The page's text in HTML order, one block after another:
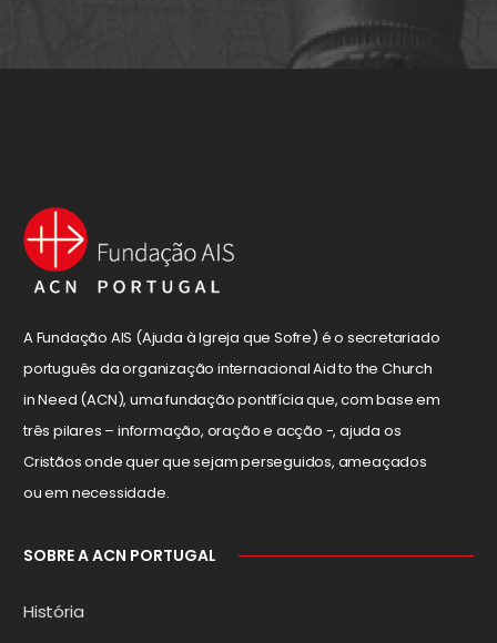
A Fundação AIS (Ajuda à Igreja que Sofre) é o secretariado
português da organização internacional Aid to the Church
in Need (ACN), uma fundação pontifícia que, com base em
três pilares – informação, oração e acção -, ajuda os
Cristãos onde quer que sejam perseguidos, ameaçados
ou em necessidade.
SOBRE A ACN PORTUGAL
História